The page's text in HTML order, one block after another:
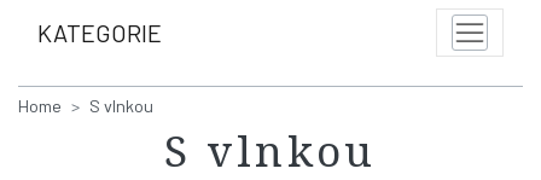
KATEGORIE
Home S vlnkou
S vlnkou